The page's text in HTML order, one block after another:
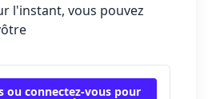
l'instant, vous pouvez
ou connectez-vous pour